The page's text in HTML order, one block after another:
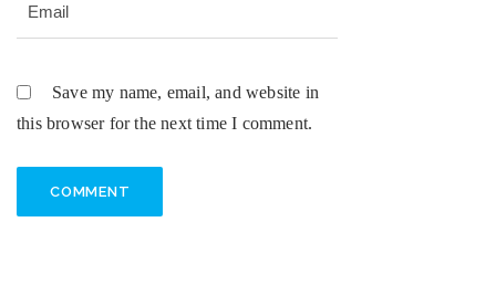
Save my name, email, and website in
this browser for the next time I comment.